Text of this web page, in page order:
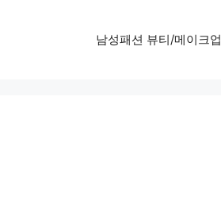
남성패션 뷰티/메이크업